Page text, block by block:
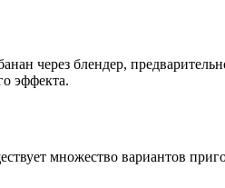
через блендер,
эффекта.
множество вариантов